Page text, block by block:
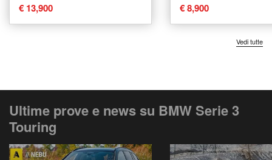
€ 13,900 € 8,900
Vedi tutte
Ultime prove e news su BMW Serie 3
Touring